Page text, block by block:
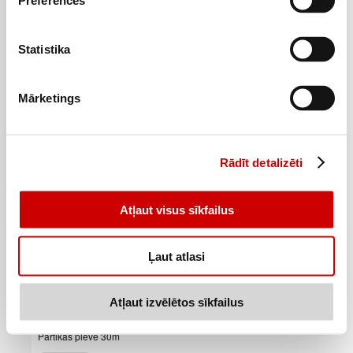
Statistika
Mārketings
Rādīt detalizēti
Atļaut visus sīkfailus
Ļaut atlasi
Atļaut izvēlētos sīkfailus
Pārtikas plēve 30m